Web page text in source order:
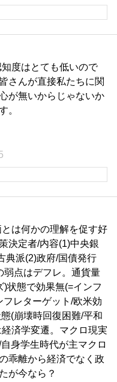
度はとても低いので
さんが直接私たちに関
が無いからじゃないか
。
は何かの理解を促す好
決定者/内容(1)中央銀
典派(2)政府/国債発行
弱点はデフレ。通貨量
状態で効果無(=インフ
フレターゲット/欧米効
(崩壊時回復困難/平和
済学変遷。マクロ現実
身学生時代が主マクロ
乖離から経済でなく政
が今なら？